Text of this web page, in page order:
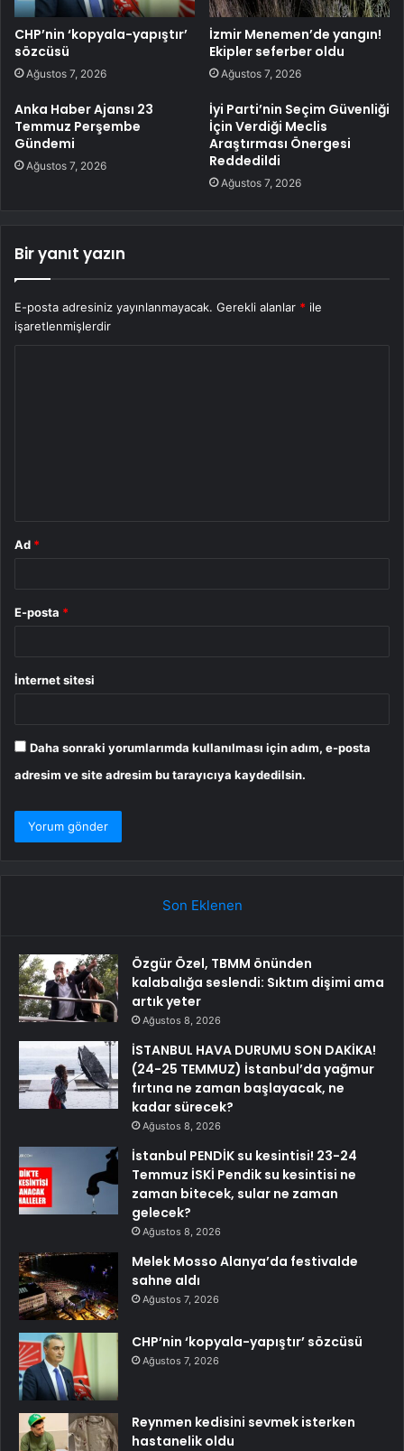
CHP’nin ‘kopyala-yapıştır’
sözcüsü
Ağustos 7, 2026
İzmir Menemen’de yangın!
Ekipler seferber oldu
Ağustos 7, 2026
Anka Haber Ajansı 23
Temmuz Perşembe
Gündemi
Ağustos 7, 2026
İyi Parti’nin Seçim Güvenliği
İçin Verdiği Meclis
Araştırması Önergesi
Reddedildi
Ağustos 7, 2026
Bir yanıt yazın
E-posta adresiniz yayınlanmayacak. Gerekli alanlar * ile
işaretlenmişlerdir
Ad *
E-posta *
İnternet sitesi
Daha sonraki yorumlarımda kullanılması için adım, e-posta
adresim ve site adresim bu tarayıcıya kaydedilsin.
Son Eklenen
Özgür Özel, TBMM önünden
kalabalığa seslendi: Sıktım dişimi ama
artık yeter
Ağustos 8, 2026
İSTANBUL HAVA DURUMU SON DAKİKA!
(24-25 TEMMUZ) İstanbul’da yağmur
fırtına ne zaman başlayacak, ne
kadar sürecek?
Ağustos 8, 2026
İstanbul PENDİK su kesintisi! 23-24
Temmuz İSKİ Pendik su kesintisi ne
zaman bitecek, sular ne zaman
gelecek?
Ağustos 8, 2026
Melek Mosso Alanya’da festivalde
sahne aldı
Ağustos 7, 2026
CHP’nin ‘kopyala-yapıştır’ sözcüsü
Ağustos 7, 2026
Reynmen kedisini sevmek isterken
hastanelik oldu